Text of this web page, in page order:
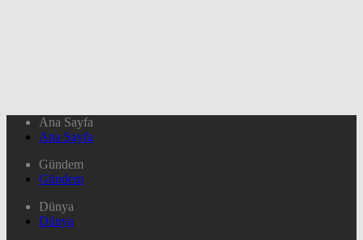
Ana Sayfa
Ana Sayfa
Gündem
Gündem
Dünya
Dünya